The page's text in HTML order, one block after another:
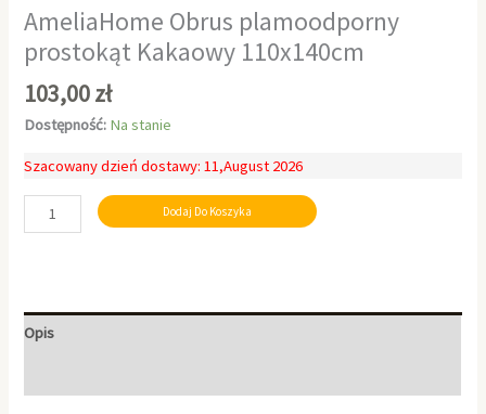
AmeliaHome Obrus plamoodporny
prostokąt Kakaowy 110x140cm
103,00zł
Dostępność: Na stanie
Szacowany dzień dostawy: 11,August 2026
Dodaj Do Koszyka
Opis